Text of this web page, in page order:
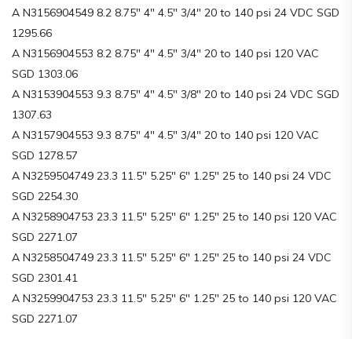
A N3156904549 8.2 8.75″ 4″ 4.5″ 3/4″ 20 to 140 psi 24 VDC SGD
1295.66
A N3156904553 8.2 8.75″ 4″ 4.5″ 3/4″ 20 to 140 psi 120 VAC
SGD 1303.06
A N3153904553 9.3 8.75″ 4″ 4.5″ 3/8″ 20 to 140 psi 24 VDC SGD
1307.63
A N3157904553 9.3 8.75″ 4″ 4.5″ 3/4″ 20 to 140 psi 120 VAC
SGD 1278.57
A N3259504749 23.3 11.5″ 5.25″ 6″ 1.25″ 25 to 140 psi 24 VDC
SGD 2254.30
A N3258904753 23.3 11.5″ 5.25″ 6″ 1.25″ 25 to 140 psi 120 VAC
SGD 2271.07
A N3258504749 23.3 11.5″ 5.25″ 6″ 1.25″ 25 to 140 psi 24 VDC
SGD 2301.41
A N3259904753 23.3 11.5″ 5.25″ 6″ 1.25″ 25 to 140 psi 120 VAC
SGD 2271.07